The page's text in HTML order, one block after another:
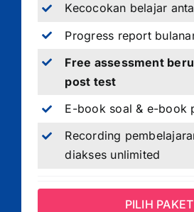
Kecocokan belajar
Progress report
Free assessment
post test
E-book soal & e-book
Recording
diakses unlimited
PILIH PAKET